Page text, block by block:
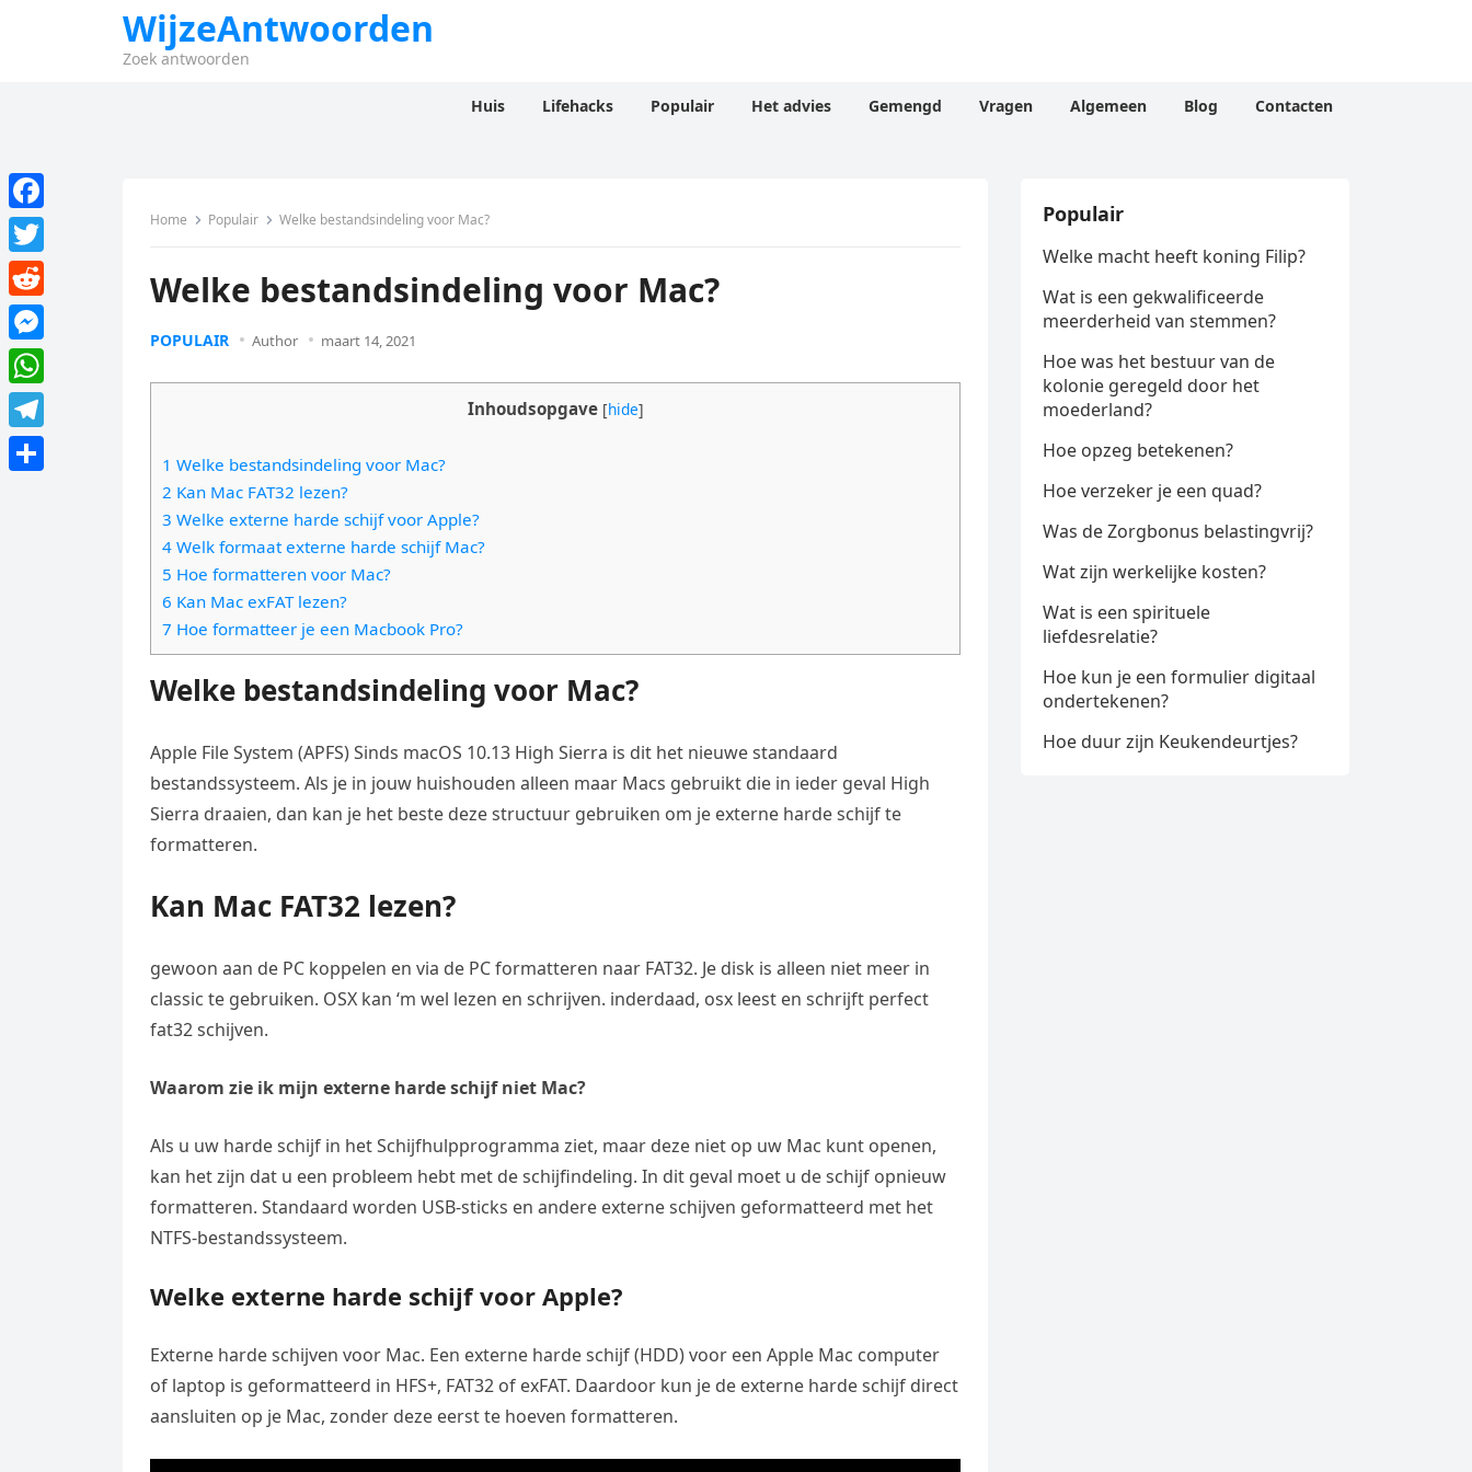
WijzeAntwoorden
Zoek antwoorden
Huis Lifehacks Populair Het advies Gemengd Vragen Algemeen Blog Contacten
Home Populair Welke bestandsindeling voor Mac?
Welke bestandsindeling voor Mac?
POPULAIR Author maart 14, 2021
Inhoudsopgave [hide]
1 Welke bestandsindeling voor Mac?
2 Kan Mac FAT32 lezen?
3 Welke externe harde schijf voor Apple?
4 Welk formaat externe harde schijf Mac?
5 Hoe formatteren voor Mac?
6 Kan Mac exFAT lezen?
7 Hoe formatteer je een Macbook Pro?
Welke bestandsindeling voor Mac?
Apple File System (APFS) Sinds macOS 10.13 High Sierra is dit het nieuwe standaard
bestandssysteem. Als je in jouw huishouden alleen maar Macs gebruikt die in ieder geval High
Sierra draaien, dan kan je het beste deze structuur gebruiken om je externe harde schijf te
formatteren.
Kan Mac FAT32 lezen?
gewoon aan de PC koppelen en via de PC formatteren naar FAT32. Je disk is alleen niet meer in
classic te gebruiken. OSX kan ‘m wel lezen en schrijven. inderdaad, osx leest en schrijft perfect
fat32 schijven.
Waarom zie ik mijn externe harde schijf niet Mac?
Als u uw harde schijf in het Schijfhulpprogramma ziet, maar deze niet op uw Mac kunt openen,
kan het zijn dat u een probleem hebt met de schijfindeling. In dit geval moet u de schijf opnieuw
formatteren. Standaard worden USB-sticks en andere externe schijven geformatteerd met het
NTFS-bestandssysteem.
Welke externe harde schijf voor Apple?
Externe harde schijven voor Mac. Een externe harde schijf (HDD) voor een Apple Mac computer
of laptop is geformatteerd in HFS+, FAT32 of exFAT. Daardoor kun je de externe harde schijf direct
aansluiten op je Mac, zonder deze eerst te hoeven formatteren.
Populair
Welke macht heeft koning Filip?
Wat is een gekwalificeerde
meerderheid van stemmen?
Hoe was het bestuur van de
kolonie geregeld door het
moederland?
Hoe opzeg betekenen?
Hoe verzeker je een quad?
Was de Zorgbonus belastingvrij?
Wat zijn werkelijke kosten?
Wat is een spirituele
liefdesrelatie?
Hoe kun je een formulier digitaal
ondertekenen?
Hoe duur zijn Keukendeurtjes?
F
a
c
e
b
o
o
k
T
w
i
t
t
e
R
e
d
d
M
e
s
s
W
h
a
T